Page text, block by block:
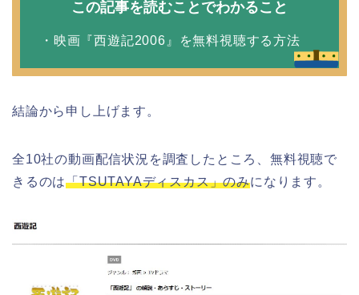
この記事を読むことでわかること
・映画『西遊記2006』を無料視聴する方法
結論から申し上げます。
全10社の動画配信状況を調査したところ、無料視聴で
きるのは「TSUTAYAディスカス」のみになります。